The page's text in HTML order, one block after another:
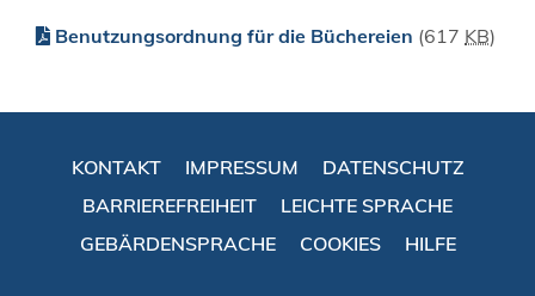
Benutzungsordnung für die Büchereien (617 KB)
KONTAKT IMPRESSUM
DATENSCHUTZ
BARRIEREFREIHEIT
LEICHTE SPRACHE
GEBÄRDENSPRACHE
COOKIES HILFE